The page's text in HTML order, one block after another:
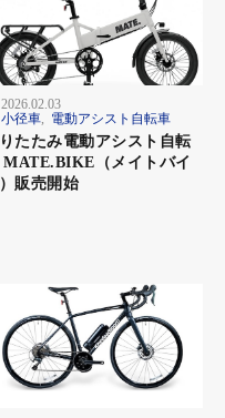
2026.02.03
小径車
電動アシスト自転車
たたみ電動アシスト自転
MATE.BIKE（メイトバイ
販売開始